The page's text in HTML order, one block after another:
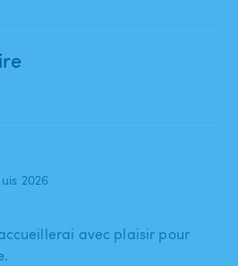
2026
avec plaisir pour